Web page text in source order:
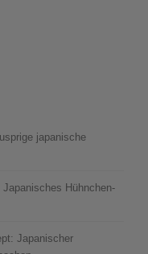
japanische
Japanisches Hühnchen-
Japanischer